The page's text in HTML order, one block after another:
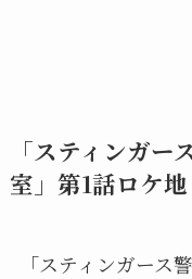
「スティンガ
室」第1話ロケ地
「スティンガース